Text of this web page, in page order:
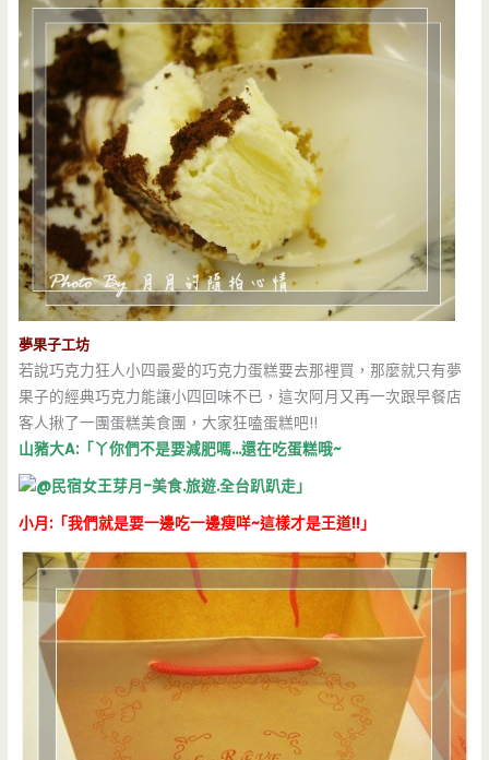
夢果子工坊
若說巧克力狂人小四最愛的巧克力蛋糕要去那裡買，那麼就只有夢
果子的經典巧克力能讓小四回味不已，這次阿月又再一次跟早餐店
客人揪了一團蛋糕美食團，大家狂嗑蛋糕吧!!
山豬大A:「丫你們不是要減肥嗎…還在吃蛋糕哦~
」
小月:「我們就是要一邊吃一邊瘦咩~這樣才是王道!!」